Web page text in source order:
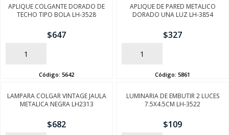
APLIQUE COLGANTE DORADO DE
TECHO TIPO BOLA LH-3528
$647
AÑADIR
Código: 5642
APLIQUE DE PARED METALICO
DORADO UNA LUZ LH-3854
$327
AÑADIR
Código: 5861
LAMPARA COLGAR VINTAGE JAULA
METALICA NEGRA LH2313
$682
LUMINARIA DE EMBUTIR 2 LUCES
7.5X4.5CM LH-3522
$109